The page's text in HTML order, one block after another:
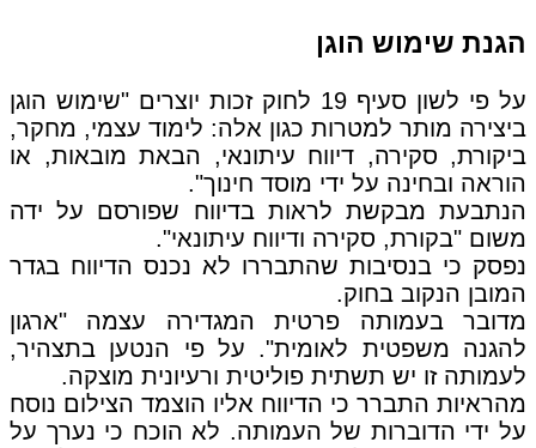
הגנת שימוש הוגן
על פי לשון סעיף 19 לחוק זכות יוצרים "שימוש הוגן
ביצירה מותר למטרות כגון אלה: לימוד עצמי, מחקר,
ביקורת, סקירה, דיווח עיתונאי, הבאת מובאות, או
הוראה ובחינה על ידי מוסד חינוך".
הנתבעת מבקשת לראות בדיווח שפורסם על ידה
משום "בקורת, סקירה ודיווח עיתונאי".
נפסק כי בנסיבות שהתבררו לא נכנס הדיווח בגדר
המובן הנקוב בחוק.
מדובר בעמותה פרטית המגדירה עצמה "ארגון
להגנה משפטית לאומית". על פי הנטען בתצהיר,
לעמותה זו יש תשתית פוליטית ורעיונית מוצקה.
מהראיות התברר כי הדיווח אליו הוצמד הצילום נוסח
על ידי הדוברות של העמותה. לא הוכח כי נערך על